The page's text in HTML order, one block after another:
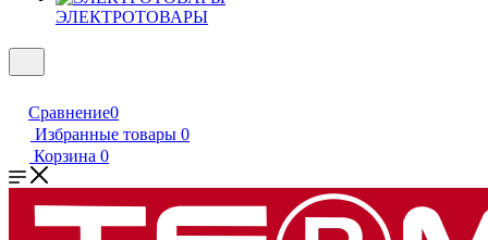
ЭЛЕКТРОТОВАРЫ
Сравнение0
Избранные товары 0
Корзина 0